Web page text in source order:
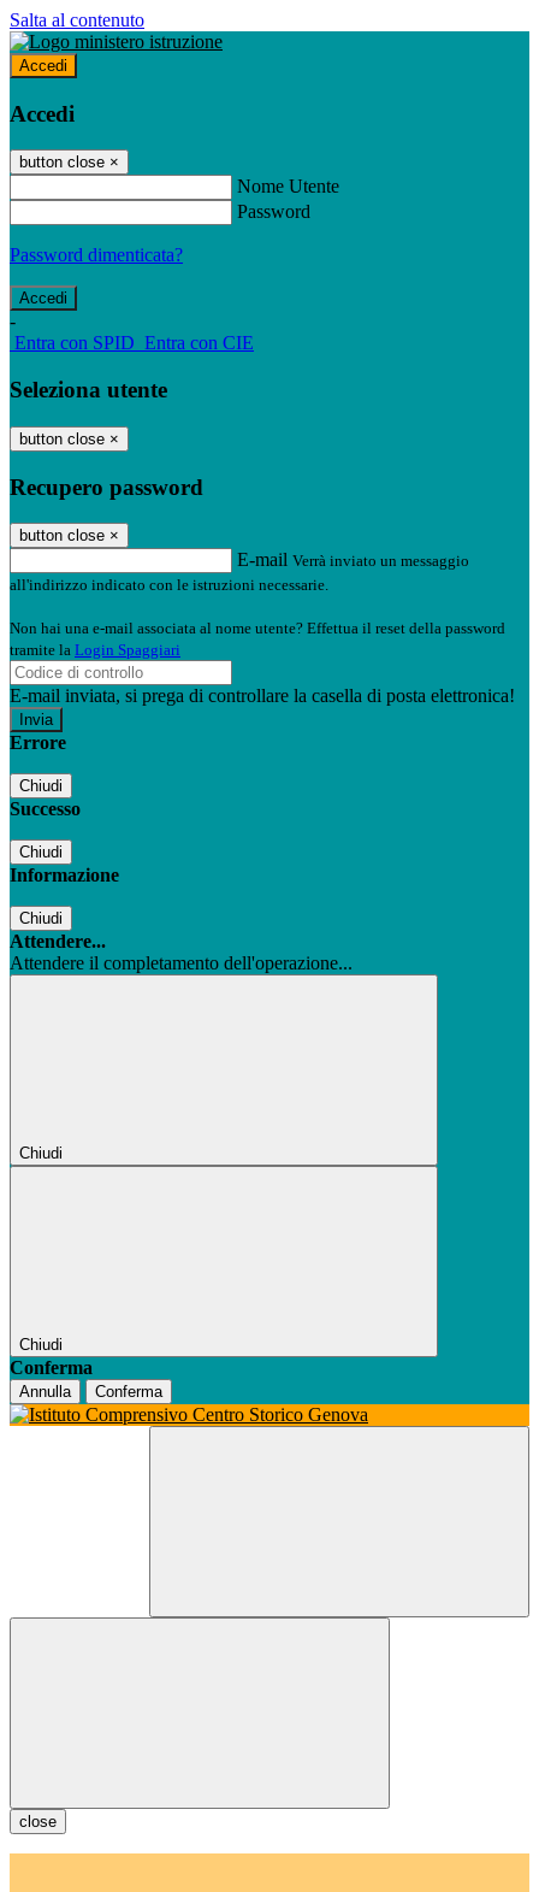
Salta al contenuto
Accedi
Accedi
button close ×
Nome Utente
Password
Password dimenticata?
-
Entra con SPID Entra con CIE
Seleziona utente
button close ×
Recupero password
button close ×
E-mail Verrà inviato un messaggio
all'indirizzo indicato con le istruzioni necessarie.
Non hai una e-mail associata al nome utente? Effettua il reset della password
tramite la Login Spaggiari
E-mail inviata, si prega di controllare la casella di posta elettronica!
Errore
Chiudi
Successo
Chiudi
Informazione
Chiudi
Attendere...
Attendere il completamento dell'operazione...
Chiudi
Chiudi
Conferma
Annulla Conferma
close